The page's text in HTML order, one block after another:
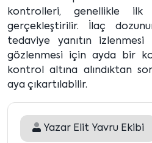
kontrolleri, genellikle
gerçekleştirilir. İlaç
tedaviye yanıtın
gözlenmesi için ayda bir
kontrol altına alındıktan
aya çıkartılabilir.
Yazar Elit Yavru Ekibi